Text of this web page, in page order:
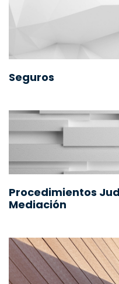
Seguros
Procedimientos
Mediación